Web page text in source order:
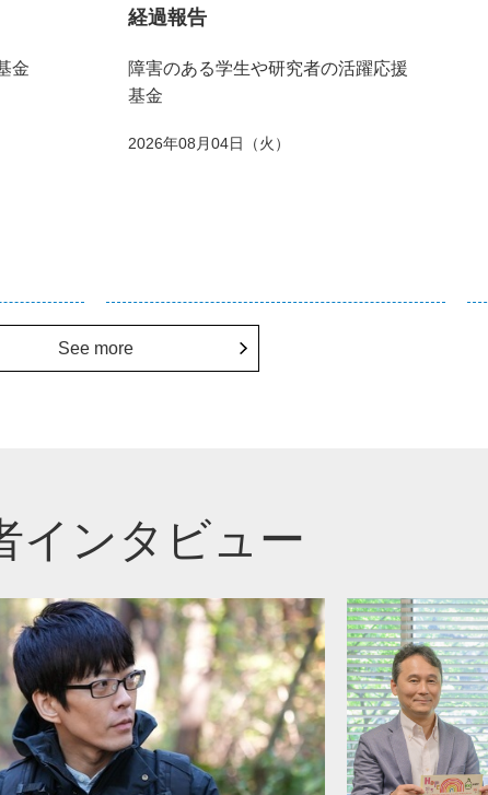
金
経過報告
障害のある学生や研究者の活躍応援
基金
2026年08月04日（火）
See more
インタビュー